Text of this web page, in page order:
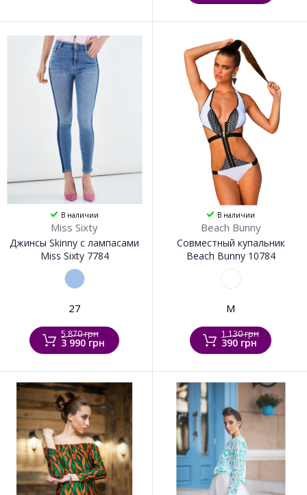
В наличии
Miss Sixty
Джинсы Skinny с лампасами
Miss Sixty 7784
27
5 870 грн
3 990 грн
В наличии
Beach Bunny
Совместный купальник
Beach Bunny 10784
M
1 130 грн
390 грн